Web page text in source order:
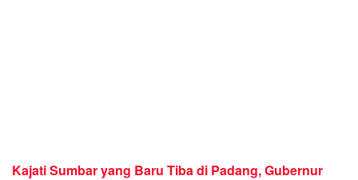
Kajati Sumbar yang Baru Tiba di Padang, Gubernur